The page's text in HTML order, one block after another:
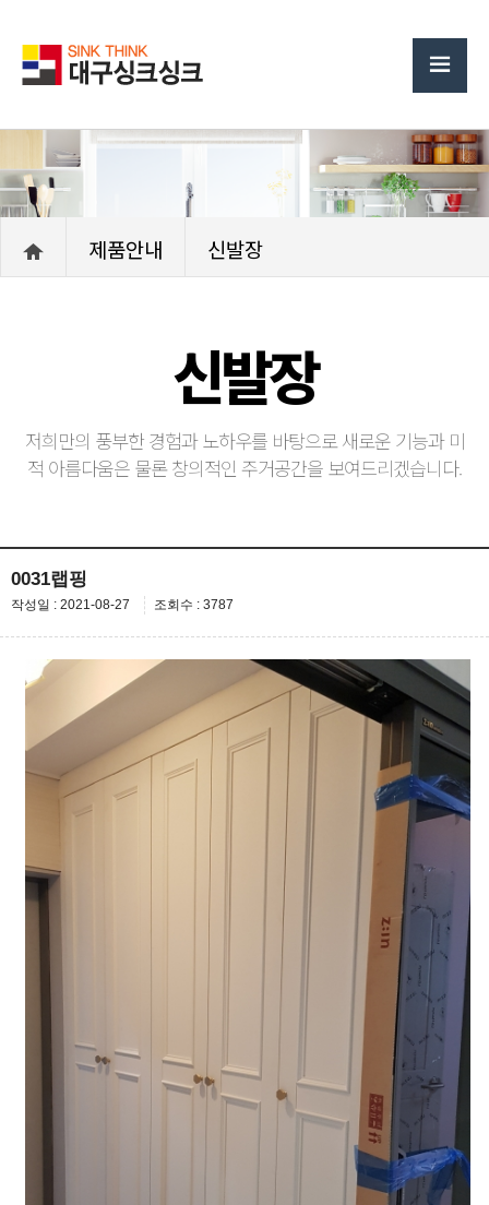
제품안내 신발장
신발장
저희만의 풍부한 경험과 노하우를 바탕으로 새로운 기능과 미
적 아름다움은 물론 창의적인 주거공간을 보여드리겠습니다.
0031랩핑
작성일 : 2021-08-27 조회수 : 3787